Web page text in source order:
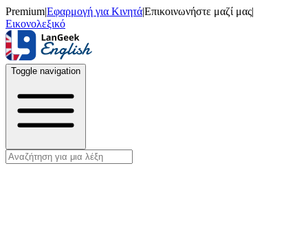
Premium|Εφαρμογή για Κινητά|Επικοινωνήστε μαζί μας|
Εικονολεξικό
Toggle navigation